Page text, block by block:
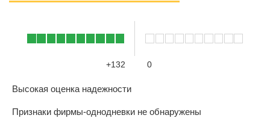
+132 0
Высокая оценка надежности
Признаки фирмы-однодневки не обнаружены